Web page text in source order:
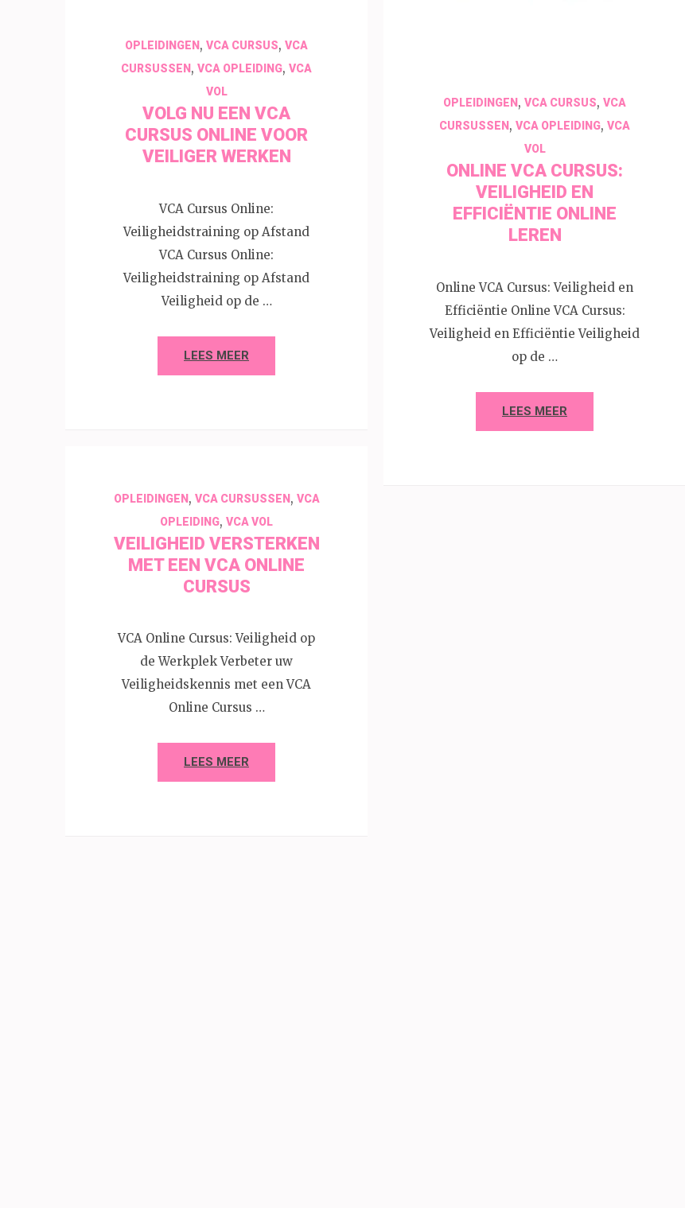
OPLEIDINGEN , VCA CURSUS, VCA
CURSUSSEN , VCA OPLEIDING, VCA
VOL
VOLG NU EEN VCA
CURSUS ONLINE VOOR
VEILIGER WERKEN
VCA Cursus Online:
Veiligheidstraining op Afstand
VCA Cursus Online:
Veiligheidstraining op Afstand
Veiligheid op de …
LEES MEER
OPLEIDINGEN , VCA CURSUS, VCA
CURSUSSEN , VCA OPLEIDING, VCA
VOL
ONLINE VCA CURSUS:
VEILIGHEID EN
EFFICIËNTIE ONLINE
LEREN
Online VCA Cursus: Veiligheid en
Efficiëntie Online VCA Cursus:
Veiligheid en Efficiëntie Veiligheid
op de …
LEES MEER
OPLEIDINGEN, VCA CURSUSSEN, VCA
OPLEIDING, VCA VOL
VEILIGHEID VERSTERKEN
MET EEN VCA ONLINE
CURSUS
VCA Online Cursus: Veiligheid op
de Werkplek Verbeter uw
Veiligheidskennis met een VCA
Online Cursus …
LEES MEER